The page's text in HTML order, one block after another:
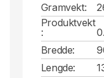
Gramvekt:
Produktvekt
:
Bredde:
Lengde: